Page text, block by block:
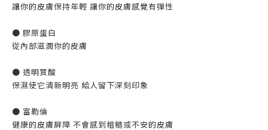
讓你的皮膚保持年輕 讓你的皮膚感覺有彈性
● 膠原蛋白
從內部滋潤你的皮膚
● 透明質酸
保濕使它清新明亮 給人留下深刻印象
● 富勒倫
健康的皮膚屏障 不會感到粗糙或不安的皮膚